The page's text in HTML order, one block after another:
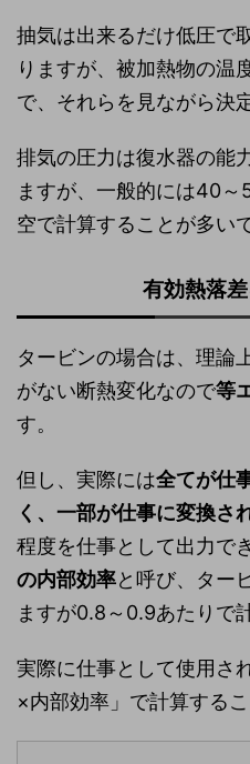
抽気は出来るだけ低圧で
りますが、被加熱物の温
で、それらを見ながら決
排気の圧力は復水器の能
ますが、一般的には40
空で計算することが多い
有効熱落
タービンの場合は、理論
がない断熱変化なので等
す。
但し、実際には全てが仕
く、一部が仕事に変換さ
程度を仕事として出力で
の内部効率と呼び、ター
ますが0.8～0.9あたりで
実際に仕事として使用さ
×内部効率」で計算するこ